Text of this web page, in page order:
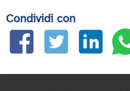
Condividi con